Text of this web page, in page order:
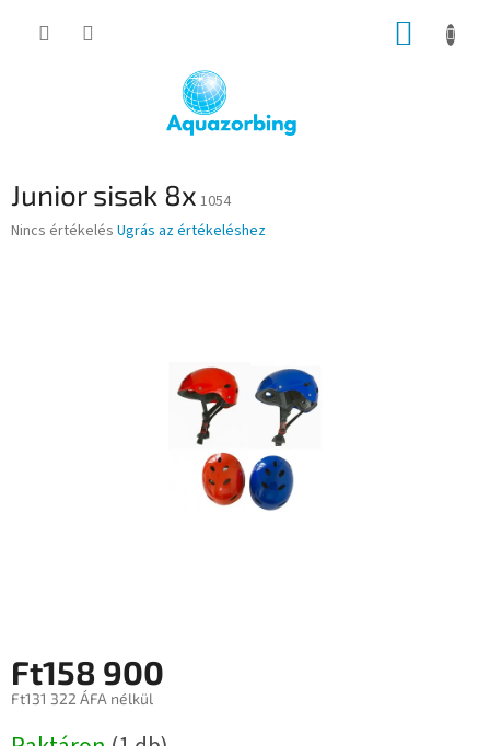
KOSÁR
Junior sisak 8x 1054
A
Nincs értékelés Ugrás az értékeléshez
Ft158 900
Ft131 322 ÁFA nélkül